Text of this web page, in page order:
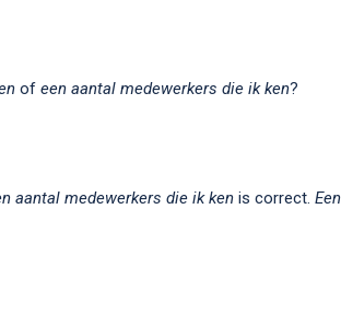
of een aantal medewerkers die ik ken?
aantal medewerkers die ik ken is correct.